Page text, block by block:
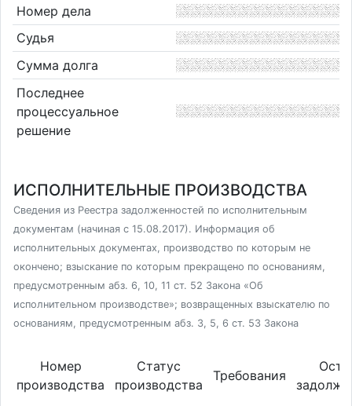
Номер дела
Судья
Сумма долга
Последнее
процессуальное
решение
ИСПОЛНИТЕЛЬНЫЕ ПРОИЗВОДСТВА
Сведения из Реестра задолженностей по исполнительным
документам (начиная с 15.08.2017). Информация об
исполнительных документах, производство по которым не
окончено; взыскание по которым прекращено по основаниям,
предусмотренным абз. 6, 10, 11 ст. 52 Закона «Об
исполнительном производстве»; возвращенных взыскателю по
основаниям, предусмотренным абз. 3, 5, 6 ст. 53 Закона
Номер
производства
Статус
производства
Требования